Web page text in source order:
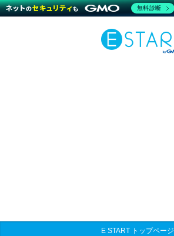
E START トップページ
無料診断